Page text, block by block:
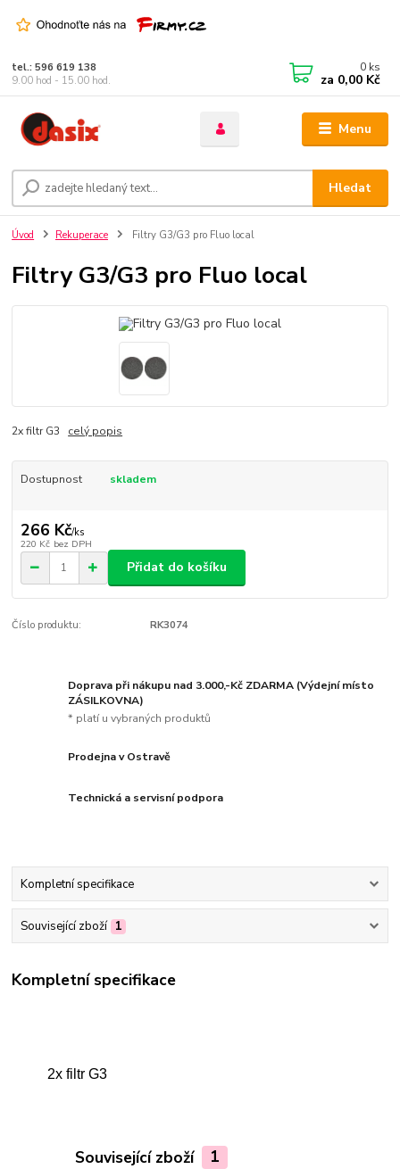
Menu
Hledat
tel.: 596 619 138
9.00 hod - 15.00 hod.
0 ks
za 0,00 Kč
Úvod Rekuperace Filtry G3/G3 pro Fluo local
Filtry G3/G3 pro Fluo local
2x filtr G3 celý popis
Dostupnost skladem
266 Kč/ks
220 Kč bez DPH
Přidat do košíku
Číslo produktu: RK3074
Doprava při nákupu nad 3.000,-Kč ZDARMA (Výdejní místo
ZÁSILKOVNA)
* platí u vybraných produktů
Prodejna v Ostravě
Technická a servisní podpora
Kompletní specifikace
Související zboží 1
Kompletní specifikace
2x filtr G3
Související zboží 1